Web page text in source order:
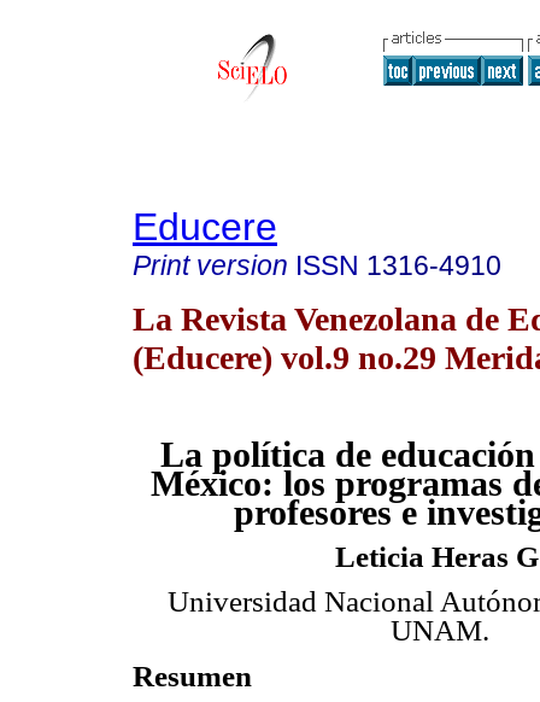
Educere
Print version ISSN 1316-4910
La Revista Venezolana de
(Educere) vol.9 no.29
La política de
México: los programas
profesores e
Leticia Heras
Universidad Nacional
UNAM.
Resumen